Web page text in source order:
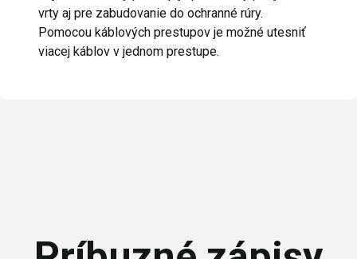
vrty aj pre zabudovanie do ochranné rúry.
Pomocou káblových prestupov je možné utesniť
viacej káblov v jednom prestupe.